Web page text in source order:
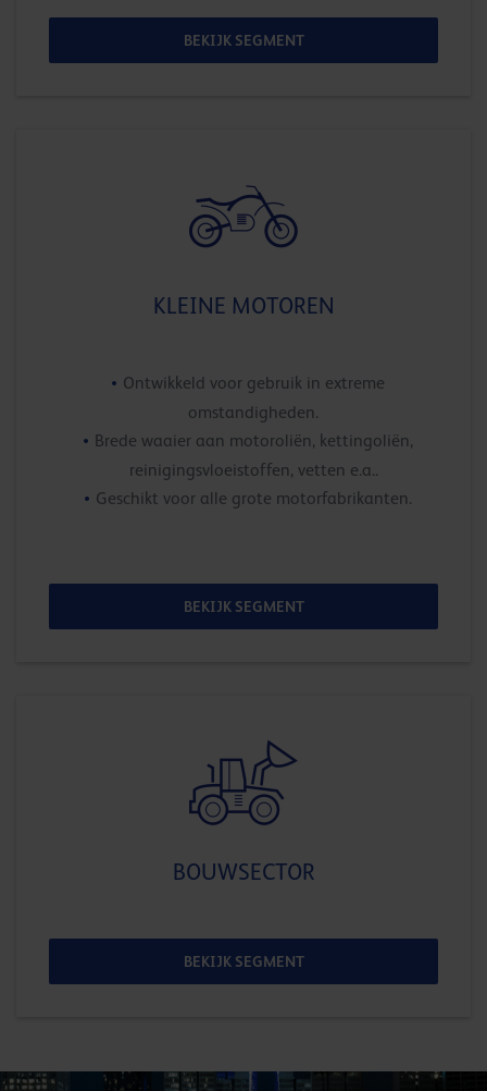
BEKIJK SEGMENT
KLEINE MOTOREN
Ontwikkeld voor gebruik in extreme
omstandigheden.
Brede waaier aan motoroliën, kettingoliën,
reinigingsvloeistoffen, vetten e.a..
Geschikt voor alle grote motorfabrikanten.
BEKIJK SEGMENT
BOUWSECTOR
BEKIJK SEGMENT